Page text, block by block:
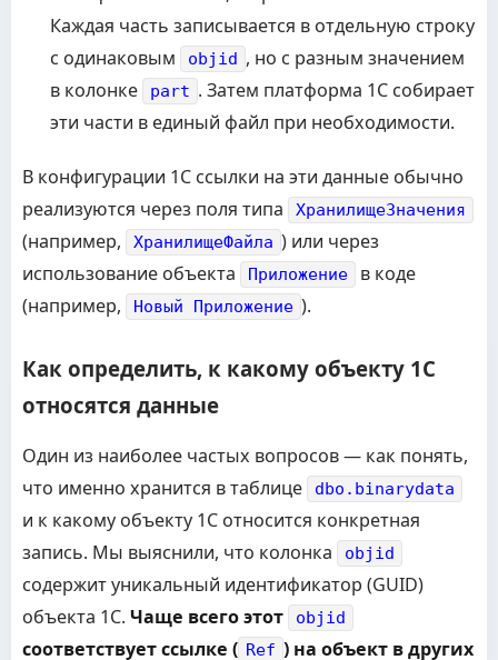
Каждая часть записывается в отдельную строку
с одинаковым
objid , но с разным значением
в колонке
part . Затем платформа 1С собирает
эти части в единый файл при необходимости.
В конфигурации 1С ссылки на эти данные обычно
реализуются через поля типа
ХранилищеЗначения
(например, ХранилищеФайла ) или через
использование объекта
Приложение
в коде
(например,
Новый Приложение ).
Как определить, к какому объекту 1С
относятся данные
Один из наиболее частых вопросов — как понять,
что именно хранится в таблице
dbo.binarydata
и к какому объекту 1С относится конкретная
запись. Мы выяснили, что колонка
objid
содержит уникальный идентификатор (GUID)
объекта 1С. Чаще всего этот objid
соответствует ссылке ( Ref ) на объект в других